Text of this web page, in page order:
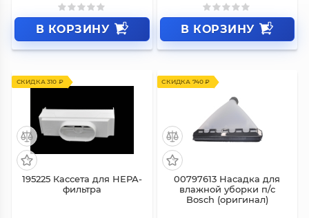
В КОРЗИНУ В КОРЗИНУ
СКИДКА 310 ₽
195225 Кассета для НЕРА-
фильтра
СКИДКА 740 ₽
00797613 Насадка для
влажной уборки п/с
Bosch (оригинал)